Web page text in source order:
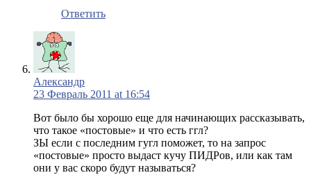
Ответить
Александр
23 Февраль 2011 at 16:54
Вот было бы хорошо еще для начинающих рассказывать,
что такое «постовые» и что есть ггл?
ЗЫ если с последним гугл поможет, то на запрос
«постовые» просто выдаст кучу ПИДРов, или как там
они у вас скоро будут называться?